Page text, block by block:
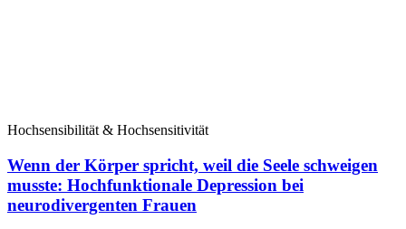
Hochsensibilität & Hochsensitivität
Wenn der Körper spricht, weil die Seele schweigen
musste: Hochfunktionale Depression bei
neurodivergenten Frauen